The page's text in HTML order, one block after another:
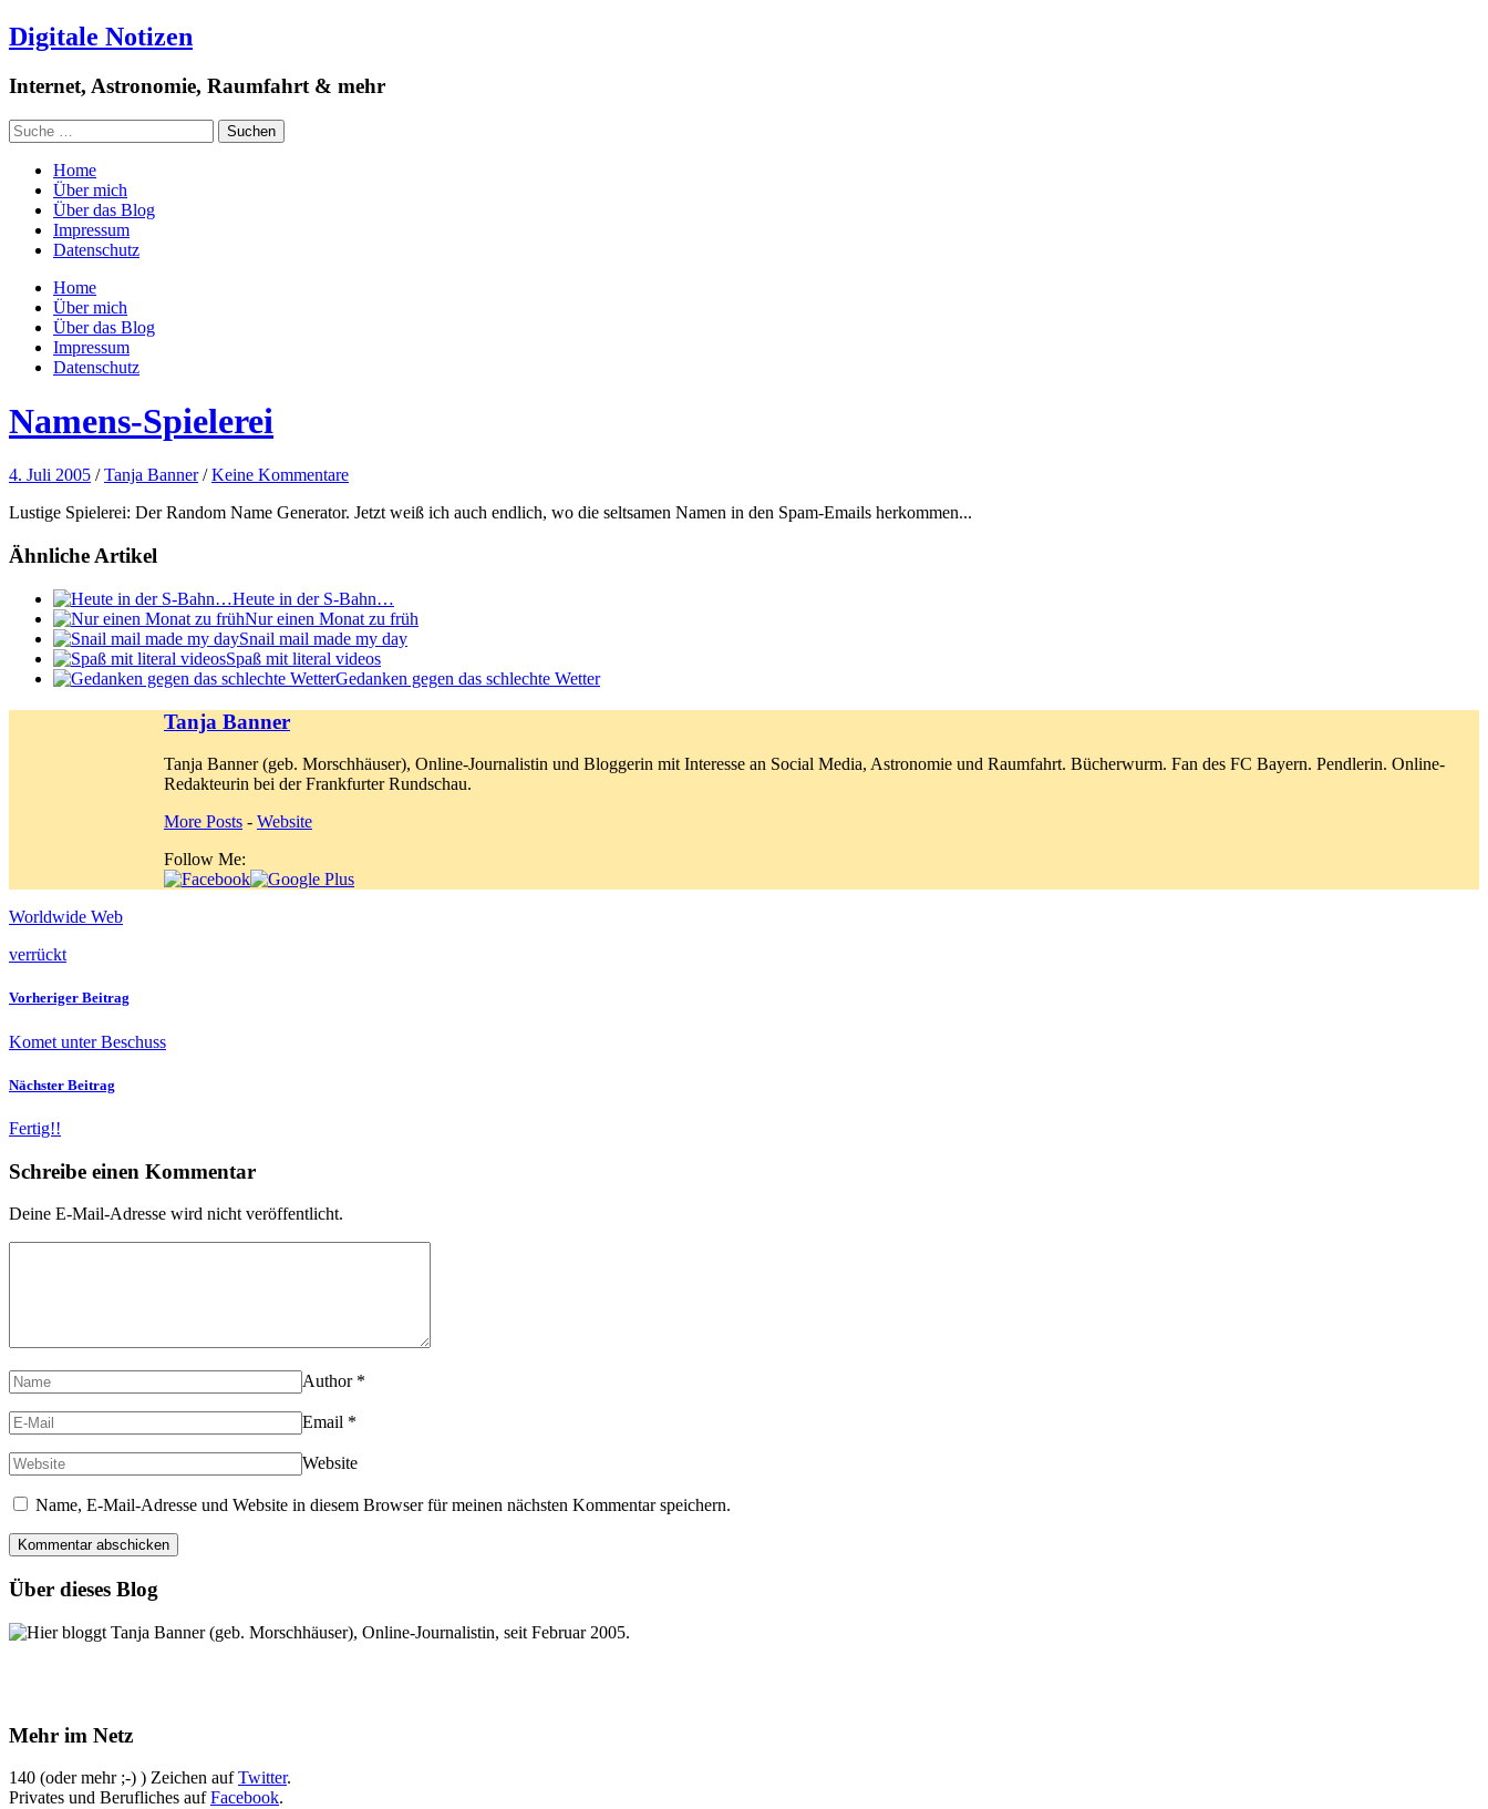
Digitale Notizen
Internet, Astronomie, Raumfahrt & mehr
Home
Über mich
Über das Blog
Impressum
Datenschutz
Home
Über mich
Über das Blog
Impressum
Datenschutz
Namens-Spielerei
4. Juli 2005 /Tanja Banner /Keine Kommentare
Lustige Spielerei: Der Random Name Generator. Jetzt weiß ich auch endlich, wo die seltsamen Namen in den Spam-Emails herkommen...
Ähnliche Artikel
Heute in der S-Bahn…
Nur einen Monat zu früh
Snail mail made my day
Spaß mit literal videos
Gedanken gegen das schlechte Wetter
Tanja Banner
Tanja Banner (geb. Morschhäuser), Online-Journalistin und Bloggerin mit Interesse an Social Media, Astronomie und Raumfahrt. Bücherwurm. Fan des FC Bayern. Pendlerin. Online-
Redakteurin bei der Frankfurter Rundschau.
More Posts - Website
Follow Me:
Worldwide Web
verrückt
Vorheriger Beitrag
Komet unter Beschuss
Nächster Beitrag
Fertig!!
Schreibe einen Kommentar
Deine E-Mail-Adresse wird nicht veröffentlicht.
Author *
Email *
Website
Name, E-Mail-Adresse und Website in diesem Browser für meinen nächsten Kommentar speichern.
Über dieses Blog
Hier bloggt Tanja Banner (geb. Morschhäuser), Online-Journalistin, seit Februar 2005.
Mehr im Netz
140 (oder mehr ;-) ) Zeichen aufTwitter.
Privates und Berufliches aufFacebook.